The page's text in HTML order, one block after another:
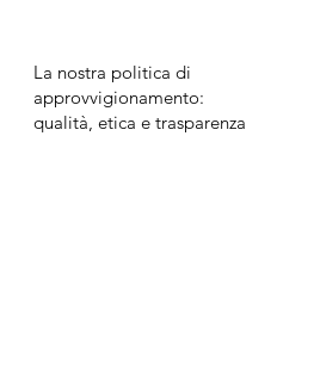
La nostra politica di
approvvigionamento:
qualità, etica e trasparenza